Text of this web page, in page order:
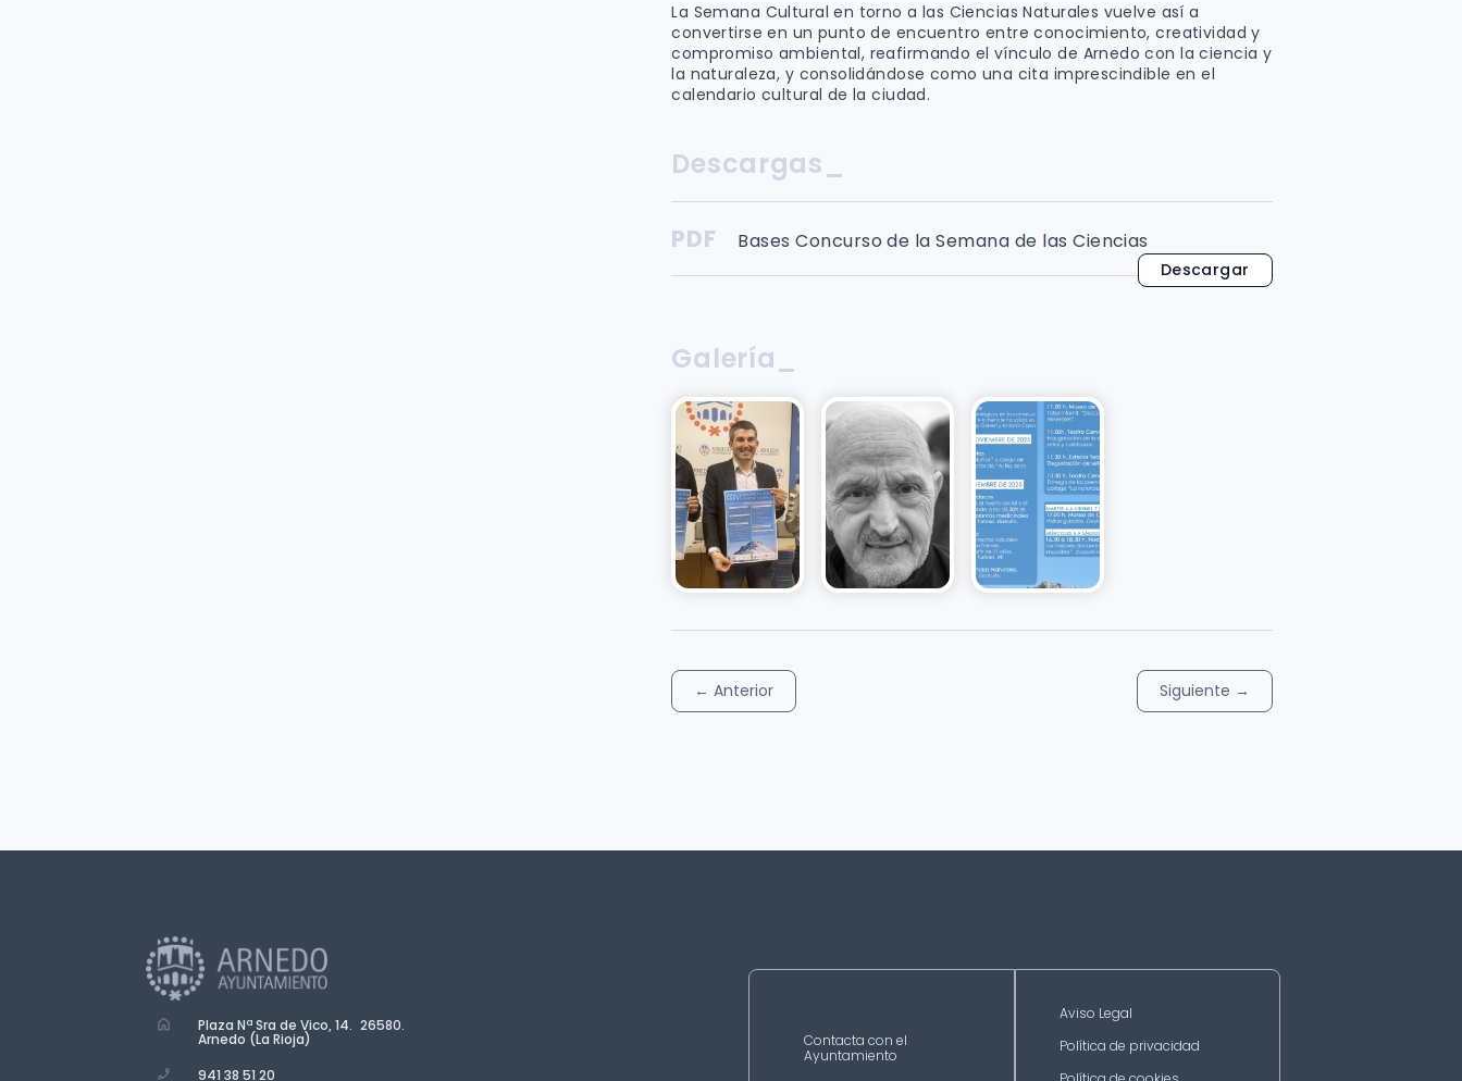
La Semana Cultural en torno a las Ciencias Naturales vuelve así a
convertirse en un punto de encuentro entre conocimiento, creatividad y
compromiso ambiental, reafirmando el vínculo de Arnedo con la ciencia y
la naturaleza, y consolidándose como una cita imprescindible en el
calendario cultural de la ciudad.
Descargas_
PDF Bases Concurso de la Semana de las Ciencias
Descargar
Galería_
←Anterior Siguiente →
Plaza Nª Sra de Vico, 14. 26580.
Arnedo (La Rioja)
941 38 51 20
Contacta con el
Ayuntamiento
Aviso Legal
Política de privacidad